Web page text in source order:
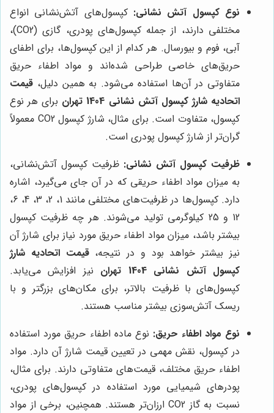
نوع کپسول آتش نشانی: کپسول‌های آتش‌نشانی انواع
مختلفی دارند، از جمله کپسول‌های پودری، گازی (CO2)،
آبی، فوم و بیورسال. هر کدام از این کپسول‌ها، برای اطفای
حریق‌های خاصی طراحی شده‌اند و مواد اطفاء حریق
متفاوتی در آن‌ها استفاده می‌شود. به همین دلیل، قیمت
اتحادیه شارژ کپسول آتش نشانی 1404 تهران
برای هر نوع
کپسول، متفاوت است. برای مثال، شارژ کپسول CO2 معمولاً
گران‌تر از شارژ کپسول پودری است.
ظرفیت کپسول آتش نشانی: ظرفیت کپسول آتش‌نشانی،
به میزان مواد اطفاء حریقی که در آن جای می‌گیرد، اشاره
دارد. کپسول‌ها در ظرفیت‌های مختلفی مانند 1، 2، 3، 4، 6،
12 و 25 کیلوگرمی تولید می‌شوند. هر چه ظرفیت کپسول
بیشتر باشد، میزان مواد اطفاء حریق مورد نیاز برای شارژ آن
نیز بیشتر خواهد بود و در نتیجه،قیمت اتحادیه شارژ
کپسول آتش نشانی 1404 تهران
نیز افزایش می‌یابد.
کپسول‌های با ظرفیت بالاتر، برای مکان‌های بزرگتر و با
ریسک آتش‌سوزی بیشتر مناسب هستند.
نوع مواد اطفاء حریق: نوع ماده اطفاء حریق مورد استفاده
در کپسول، نقش مهمی در تعیین قیمت شارژ آن دارد. مواد
اطفاء حریق مختلف، قیمت‌های متفاوتی دارند. برای مثال،
پودرهای شیمیایی مورد استفاده در کپسول‌های پودری،
نسبت به گاز CO2 ارزان‌تر هستند. همچنین، برخی از مواد